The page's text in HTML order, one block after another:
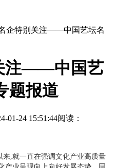
企特别关注——中国艺坛名
注——中国艺
题报道
01-24 15:51:44阅读：
来,就一直在强调文化产业高质量